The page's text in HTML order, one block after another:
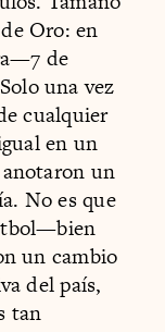
Oro: en
de
una vez
cualquier
en un
un
No es que
un cambio
del país,
tan